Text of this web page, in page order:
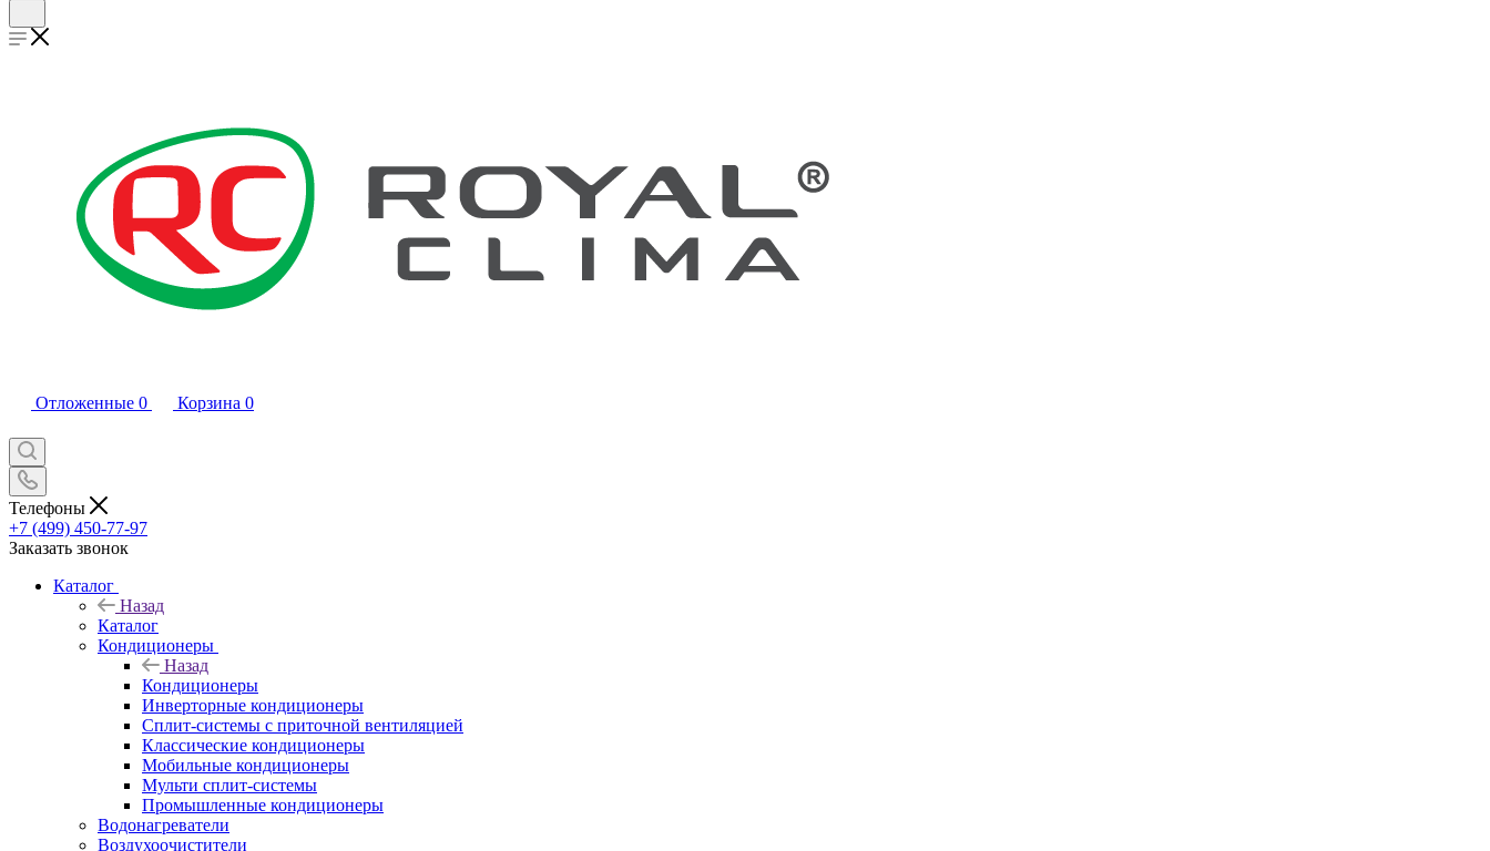
Отложенные 0 Корзина 0
Телефоны
+7 (499) 450-77-97
Заказать звонок
Каталог
Назад
Каталог
Кондиционеры
Назад
Кондиционеры
Инверторные кондиционеры
Сплит-системы с приточной вентиляцией
Классические кондиционеры
Мобильные кондиционеры
Мульти сплит-системы
Промышленные кондиционеры
Водонагреватели
Воздухоочистители